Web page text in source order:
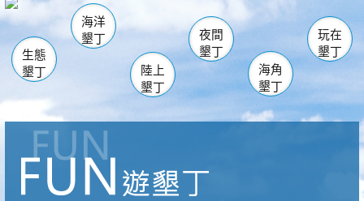
南仁湖
海生館
恆春 佳樂水
龍鑾潭自然中心 森林遊樂區
瓊麻館
關山 墾管處遊客中心
社頂公園 風吹沙
船帆石
白砂 龍磐公園
香蕉灣
砂島
鵝鑾鼻
生態
墾丁
海洋
墾丁
陸上
墾丁
夜間
墾丁
海角
墾丁
玩在
墾丁